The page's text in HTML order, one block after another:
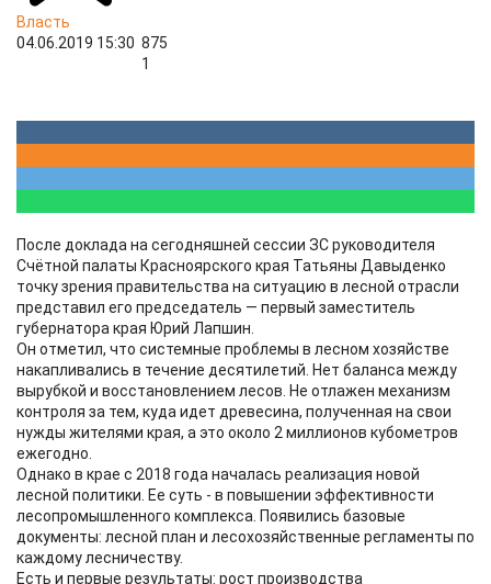
Власть
04.06.2019 15:30 875
1
После доклада на сегодняшней сессии ЗС руководителя
Счётной палаты Красноярского края Татьяны Давыденко
точку зрения правительства на ситуацию в лесной отрасли
представил его председатель — первый заместитель
губернатора края Юрий Лапшин.
Он отметил, что системные проблемы в лесном хозяйстве
накапливались в течение десятилетий. Нет баланса между
вырубкой и восстановлением лесов. Не отлажен механизм
контроля за тем, куда идет древесина, полученная на свои
нужды жителями края, а это около 2 миллионов кубометров
ежегодно.
Однако в крае с 2018 года началась реализация новой
лесной политики. Ее суть - в повышении эффективности
лесопромышленного комплекса. Появились базовые
документы: лесной план и лесохозяйственные регламенты по
каждому лесничеству.
Есть и первые результаты: рост производства